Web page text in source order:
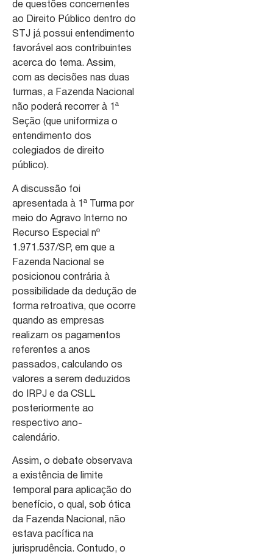
de questões concernentes
ao Direito Público dentro do
STJ já possui entendimento
favorável aos contribuintes
acerca do tema. Assim,
com as decisões nas duas
turmas, a Fazenda Nacional
não poderá recorrer à 1ª
Seção (que uniformiza o
entendimento dos
colegiados de direito
público).
A discussão foi
apresentada à 1ª Turma por
meio do Agravo Interno no
Recurso Especial nº
1.971.537/SP, em que a
Fazenda Nacional se
posicionou contrária à
possibilidade da dedução de
forma retroativa, que ocorre
quando as empresas
realizam os pagamentos
referentes a anos
passados, calculando os
valores a serem deduzidos
do IRPJ e da CSLL
posteriormente ao
respectivo ano-
calendário.
Assim, o debate observava
a existência de limite
temporal para aplicação do
benefício, o qual, sob ótica
da Fazenda Nacional, não
estava pacífica na
jurisprudência. Contudo, o